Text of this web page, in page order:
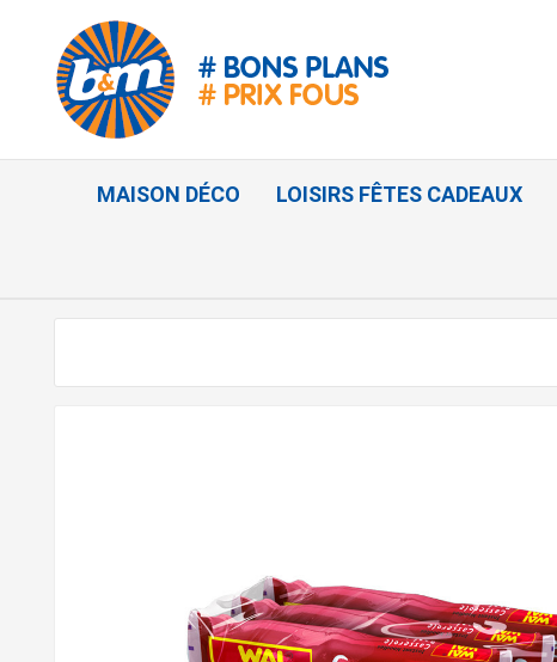
MAISON DÉCO LOISIRS FÊTES CADEAUX